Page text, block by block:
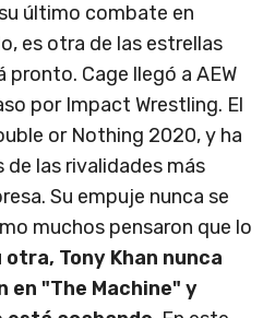
último combate en
es otra de las estrellas
Cage llegó a AEW
por Impact Wrestling. El
or Nothing 2020, y ha
las rivalidades más
Su empuje nunca se
muchos pensaron que lo
otra, Tony Khan nunca
en "The Machine" y